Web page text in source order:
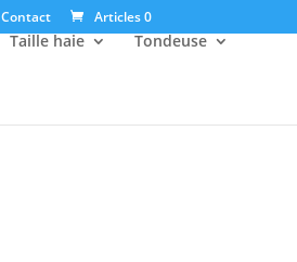
Contact Articles 0
Taille haie Tondeuse